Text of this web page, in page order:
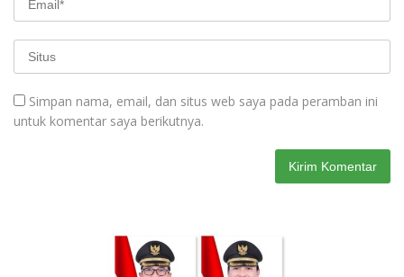
Simpan nama, email, dan situs web saya pada peramban ini
untuk komentar saya berikutnya.